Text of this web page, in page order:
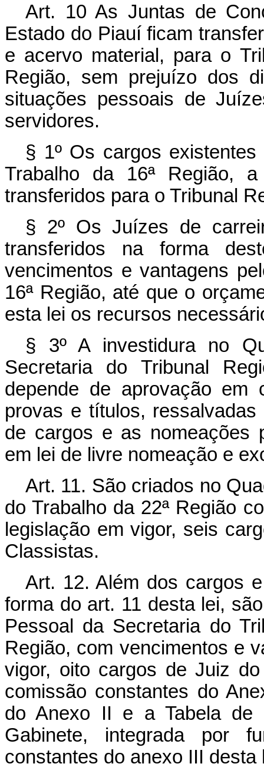
Art. 10 As Juntas de
Estado do Piauí ficam
e acervo material, para o
Região, sem prejuízo dos
situações pessoais de
servidores.
§ 1º Os cargos
Trabalho da 16ª Região,
transferidos para o Tribunal
§ 2º Os Juízes de
transferidos na forma
vencimentos e vantagens
16ª Região, até que o
esta lei os recursos
§ 3º A investidura no
Secretaria do Tribunal
depende de aprovação
provas e títulos,
de cargos e as nomeações
em lei de livre nomeação e
Art. 11. São criados no
do Trabalho da 22ª Região
legislação em vigor, seis
Classistas.
Art. 12. Além dos cargos
forma do art. 11 desta lei,
Pessoal da Secretaria do
Região, com vencimentos e
vigor, oito cargos de Juiz
comissão constantes do
do Anexo II e a Tabela de
Gabinete, integrada por
constantes do anexo III desta